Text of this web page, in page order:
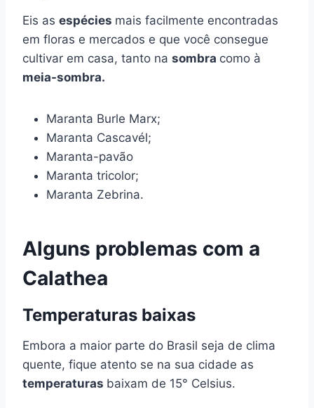
Eis as espécies mais facilmente encontradas
em floras e mercados e que você consegue
cultivar em casa, tanto na sombra como à
meia-sombra.
Maranta Burle Marx;
Maranta Cascavél;
Maranta-pavão
Maranta tricolor;
Maranta Zebrina.
Alguns problemas com a
Calathea
Temperaturas baixas
Embora a maior parte do Brasil seja de clima
quente, fique atento se na sua cidade as
temperaturas baixam de 15° Celsius.